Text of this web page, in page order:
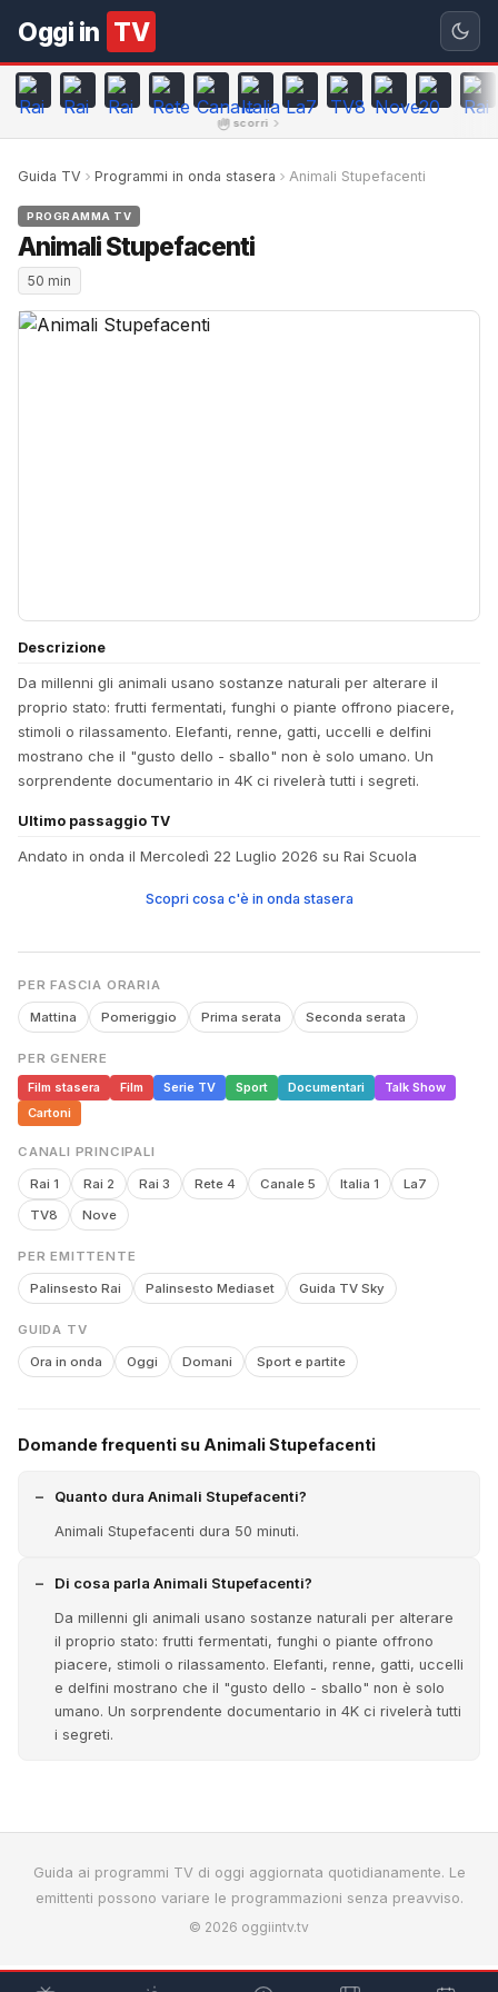
Oggi in TV
scorri
Guida TV Programmi in onda stasera Animali Stupefacenti
PROGRAMMA TV
Animali Stupefacenti
50 min
Descrizione
Da millenni gli animali usano sostanze naturali per alterare il
proprio stato: frutti fermentati, funghi o piante offrono piacere,
stimoli o rilassamento. Elefanti, renne, gatti, uccelli e delfini
mostrano che il "gusto dello - sballo" non è solo umano. Un
sorprendente documentario in 4K ci rivelerà tutti i segreti.
Ultimo passaggio TV
Andato in onda il Mercoledì 22 Luglio 2026 su Rai Scuola
Scopri cosa c'è in onda stasera
PER FASCIA ORARIA
Mattina Pomeriggio Prima serata Seconda serata
PER GENERE
Film stasera
Film Serie TV Sport Documentari
Talk Show
Cartoni
CANALI PRINCIPALI
Rai 1 Rai 2 Rai 3 Rete 4 Canale 5 Italia 1
La7
TV8
Nove
PER EMITTENTE
Palinsesto Rai Palinsesto Mediaset Guida TV Sky
GUIDA TV
Ora in onda Oggi Domani Sport e partite
Domande frequenti su Animali Stupefacenti
Quanto dura Animali Stupefacenti?
Animali Stupefacenti dura 50 minuti.
Di cosa parla Animali Stupefacenti?
Da millenni gli animali usano sostanze naturali per alterare
il proprio stato: frutti fermentati, funghi o piante offrono
piacere, stimoli o rilassamento. Elefanti, renne, gatti, uccelli
e delfini mostrano che il "gusto dello - sballo" non è solo
umano. Un sorprendente documentario in 4K ci rivelerà tutti
i segreti.
Guida ai programmi TV di oggi aggiornata quotidianamente. Le
emittenti possono variare le programmazioni senza preavviso.
© 2026 oggiintv.tv